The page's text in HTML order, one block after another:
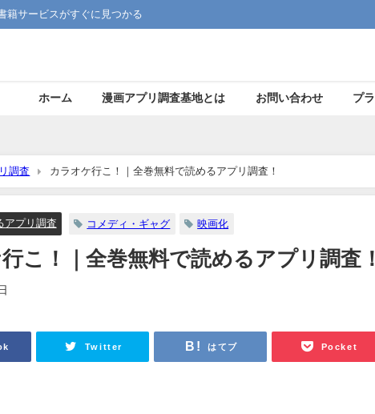
籍サービスがすぐに見つかる
ホーム 漫画アプリ調査基地とは お問い合わせ プ
調査 カラオケ行こ！｜全巻無料で読めるアプリ調査！
アプリ調査 コメディ・ギャグ 映画化
こ！｜全巻無料で読めるアプリ調査！
Twitter はてブ Pocket